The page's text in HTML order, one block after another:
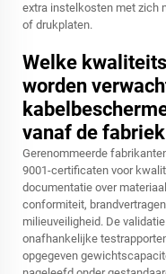
extra instelkosten met zich
of drukplaten.
Welke
worden
vanaf de
Gerenommeerde
9001-certificaten voor
documentatie over
conformiteit,
milieuveiligheid. De
onafhankelijke
opgegeven